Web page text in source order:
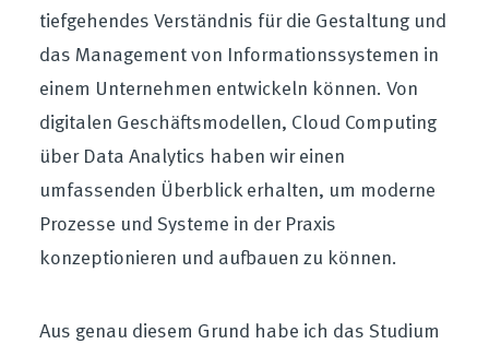
tiefgehendes Verständnis für die Gestaltung und
das Management von Informationssystemen in
einem Unternehmen entwickeln können. Von
digitalen Geschäftsmodellen, Cloud Computing
über Data Analytics haben wir einen
umfassenden Überblick erhalten, um moderne
Prozesse und Systeme in der Praxis
konzeptionieren und aufbauen zu können.
Aus genau diesem Grund habe ich das Studium